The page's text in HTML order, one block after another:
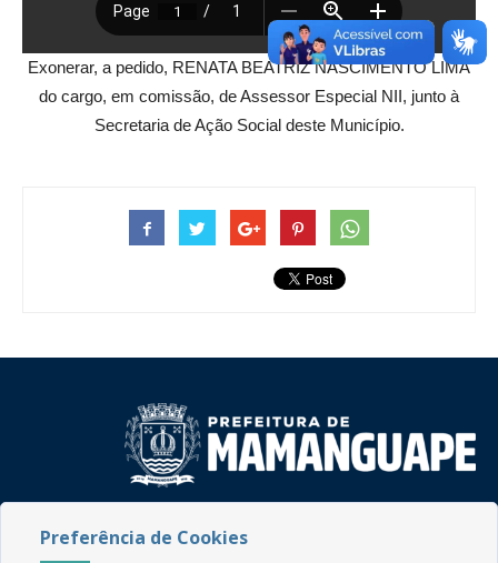
Exonerar, a pedido, RENATA BEATRIZ NASCIMENTO LIMA
do cargo, em comissão, de Assessor Especial NII, junto à
Secretaria de Ação Social deste Município.
CEP: 58.280-000 - Mamanguape/PB
Preferência de Cookies